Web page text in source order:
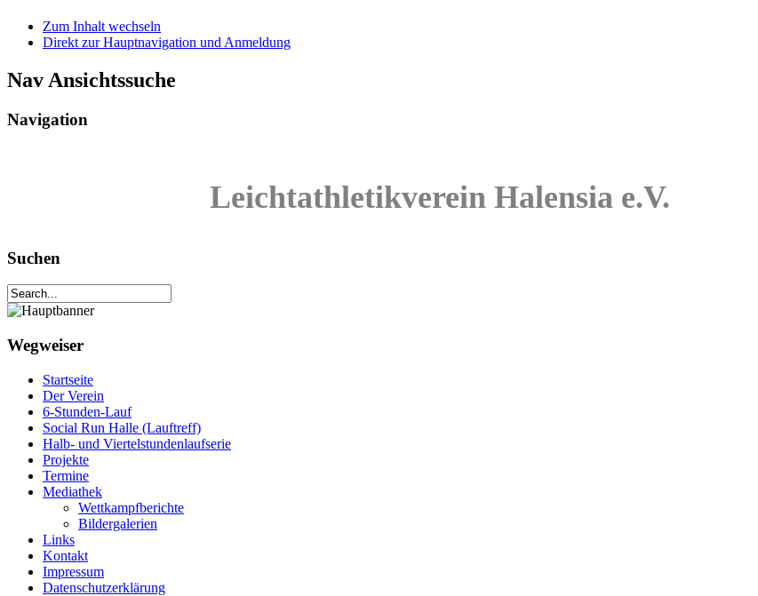
Zum Inhalt wechseln
Direkt zur Hauptnavigation und Anmeldung
Nav Ansichtssuche
Navigation
Leichtathletikverein Halensia e.V.
Suchen
Wegweiser
Startseite
Der Verein
6-Stunden-Lauf
Social Run Halle (Lauftreff)
Halb- und Viertelstundenlaufserie
Projekte
Termine
Mediathek
Wettkampfberichte
Bildergalerien
Links
Kontakt
Impressum
Datenschutzerklärung